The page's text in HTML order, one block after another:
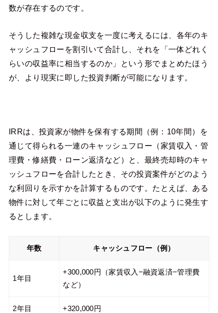
数が存在するのです。
そうした複雑な現金収支を一度に考えるには、各年のキ
ャッシュフローを割引いて合計し、それを「一体どれく
らいの収益率に相当するのか」という形でまとめたほう
が、より現実に即した投資判断が可能になります。
IRRは、投資家が物件を保有する期間（例：10年間）を
通じて得られる一連のキャッシュフロー（家賃収入・管
理費・修繕費・ローン返済など）と、最終売却時のキャ
ッシュフローを合計したとき、その投資案件がどのよう
な利回りを示すかを計算するものです。たとえば、ある
物件に対して年ごとに収益と支出が以下のように発生す
るとします。
年数 キャッシュフロー（例）
1年目
+300,000円（家賃収入−融資返済−管理費
など）
2年目 +320,000円